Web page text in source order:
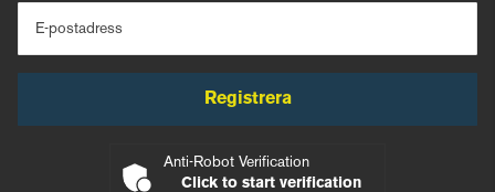
E-postadress
Registrera
Anti-Robot Verification
Click to start verification